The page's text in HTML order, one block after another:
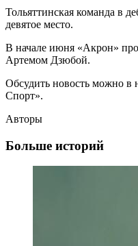
Тольяттинская команда в
девятое место.
В начале июня «Акрон»
Артемом Дзюбой.
Обсудить новость можно в
Спорт».
Авторы
Больше историй